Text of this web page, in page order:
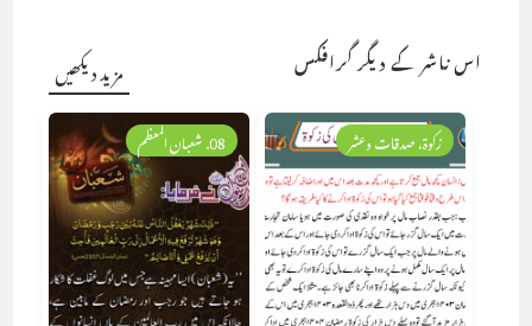
اس ناشر کے دیگر گرافکس مزید دیکھیں
08. شعبان المعظم زکوۃ، صدقات وعشر